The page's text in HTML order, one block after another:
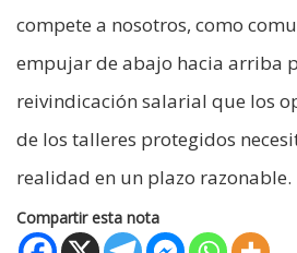
compete a nosotros, como
empujar de abajo hacia arriba
reivindicación salarial que los
de los talleres protegidos
realidad en un plazo razonable.
Compartir esta nota